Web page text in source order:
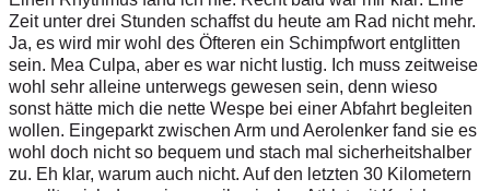
Zeit unter drei Stunden schaffst du heute am Rad nicht mehr.
Ja, es wird mir wohl des Öfteren ein Schimpfwort entglitten
sein. Mea Culpa, aber es war nicht lustig. Ich muss zeitweise
wohl sehr alleine unterwegs gewesen sein, denn wieso
sonst hätte mich die nette Wespe bei einer Abfahrt begleiten
wollen. Eingeparkt zwischen Arm und Aerolenker fand sie es
wohl doch nicht so bequem und stach mal sicherheitshalber
zu. Eh klar, warum auch nicht. Auf den letzten 30 Kilometern